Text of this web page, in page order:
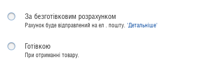
За безготівковим розрахунком
Рахунок буде відправлений на ел . пошту. 'Детальніше'
Готівкою
При отриманні товару.